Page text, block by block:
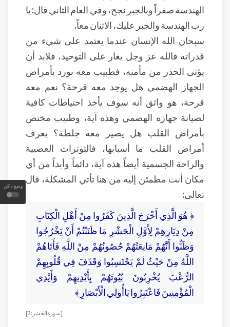
وضع داكن
الهندسة صفراً وبالجبر نجح، وفي العام الثاني قال: يا
رب الهندسة والجبر عليك، الاثنان معاً.
سبحان الله الإنسان عندما يعتمد على شيء من
قدراته فالله عز وجل يغار على التوحيد، فلابد أن
يؤتى الحذر من مأمنه، فطبيب معه بورد بأمراض
الجهاز الهضمي هل يوجد معه قرحة؟ نعم معه
قرحة، هو واثق أنه سوف يأخذ احتياطات كافية
لصيانة جهازه الهضمي وهذه آية، وطبيب مختص
بأمراض القلب هل يصير معه جلطة؟ يعرف
أمراض القلب ما أسبابها، فالتوترات العصبية
والراحة الجسمية أيضاً هذه آية، دائماً وأبداً من أي
مكان أنت مطمئن إليه من هنا تأتي المشكلة، قال
تعالى:
﴿ هُوَ الَّذِي أَخْرَجَ الَّذِينَ كَفَرُوا مِنْ أَهْلِ الْكِتَابِ
مِنْ دِيَارِهِمْ لِأَوَّلِ الْحَشْرِ مَا ظَنَنْتُمْ أَنْ يَخْرُجُوا
وَظَنُّوا أَنَّهُمْ مَانِعَتُهُمْ حُصُونُهُمْ مِنْ اللَّهِ فَأَتَاهُمْ
اللَّهُ مِنْ حَيْثُ لَمْ يَحْتَسِبُوا وَقَذَفَ فِي قُلُوبِهِمْ
الرُّعْبَ يُخْرِبُونَ بُيُوتَهُمْ بِأَيْدِيهِمْ وَأَيْدِي
الْمُؤْمِنِينَ فَاعْتَبِرُوا يَاأُولِي الْأَبْصَارِ ﴾
[ سورة الحشر: 2 ]